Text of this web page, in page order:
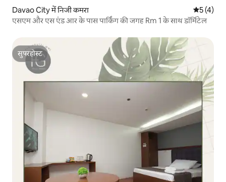
Davao City में निजी कमरा औसत रेटिंग
5 (4)
एसएम और एस एंड आर के पास पार्किंग की जगह Rm 1 के साथ डॉर्मिटेल
सुपरहोस्ट
सुपरहोस्ट